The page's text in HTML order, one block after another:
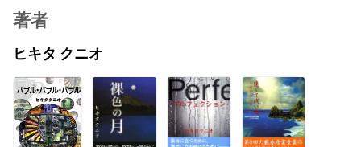
著者
ヒキタ クニオ